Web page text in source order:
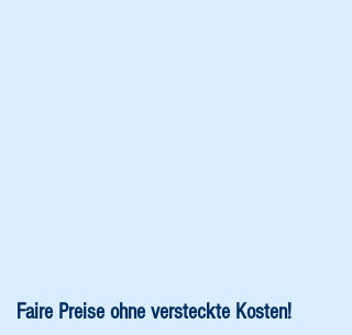
Faire Preise ohne versteckte Kosten!